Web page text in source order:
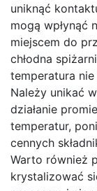
uniknąć
mogą wpłynąć
miejscem do
chłodna
temperatura
Należy unikać
działanie
temperatur,
cennych
Warto również
krystalizować